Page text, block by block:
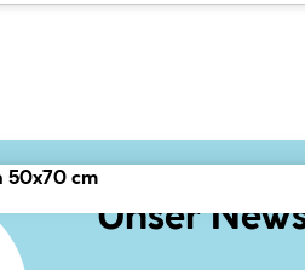
50x70 cm
Unser